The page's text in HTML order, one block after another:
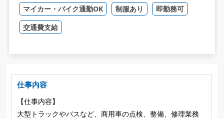
マイカー・バイク通勤OK
制服あり
即勤務可
交通費支給
仕事内容
【仕事内容】
大型トラックやバスなど、商用車の点検、整備、修理業務